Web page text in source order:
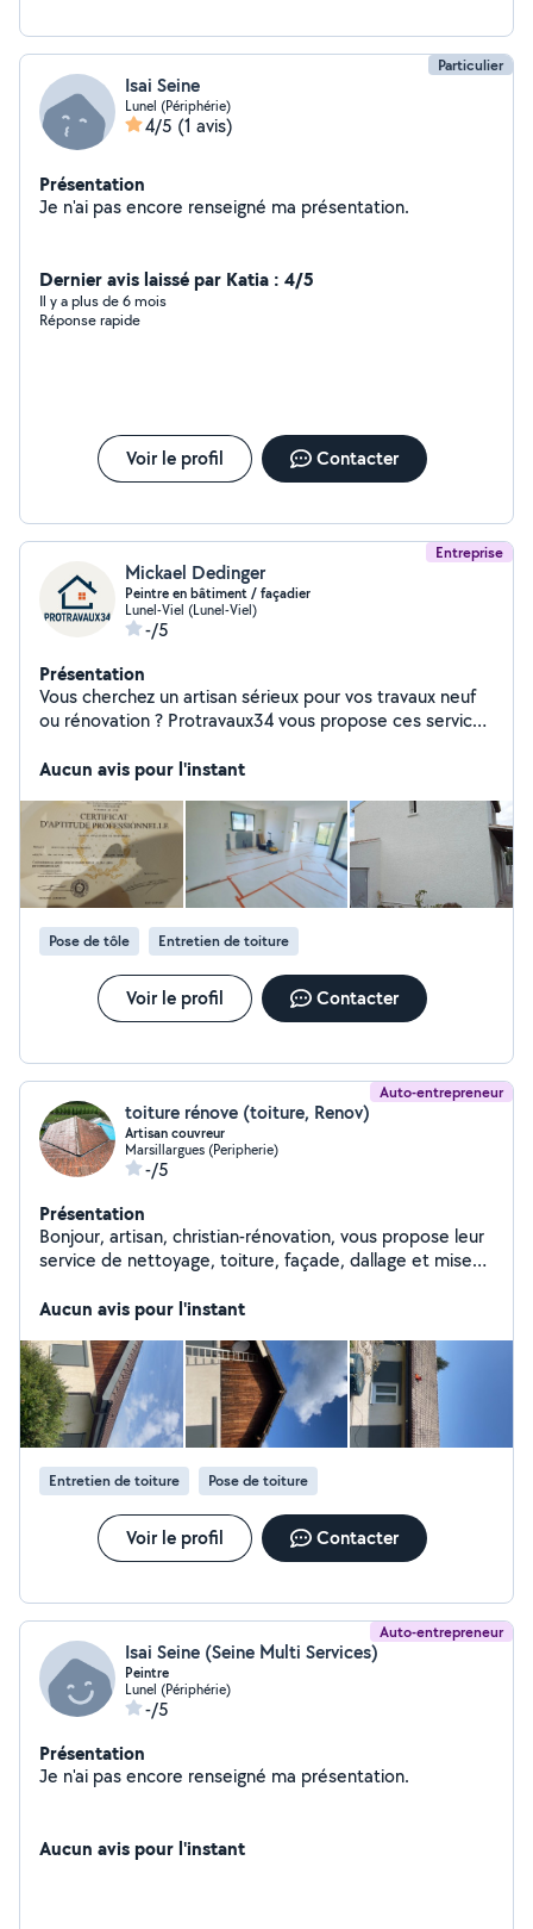
Particulier
Isai Seine
Lunel (Périphérie)
4/5 (1 avis)
Présentation
Je n'ai pas encore renseigné ma présentation.
Dernier avis laissé par Katia : 4/5
Il y a plus de 6 mois
Réponse rapide
Voir le profil Contacter
Entreprise
Mickael Dedinger
Peintre en bâtiment / façadier
Lunel-Viel (Lunel-Viel)
-/5
Présentation
Vous cherchez un artisan sérieux pour vos travaux neuf
ou rénovation ? Protravaux34 vous propose ces services
seulement repeindre une porte en bois ? Un portail en
repeindre vos façades de votre maison ? N' hésitez pas
à me contacter, j' accepte tout type de chantier. Devis
gratuit clair et bien détaillé fourni sous 24h maximum.
Aucun avis pour l'instant
Pose de tôle Entretien de toiture
Voir le profil Contacter
Auto-entrepreneur
toiture rénove (toiture, Renov)
Artisan couvreur
Marsillargues (Peripherie)
-/5
Présentation
Bonjour, artisan, christian-rénovation, vous propose leur
service de nettoyage, toiture, façade, dallage et mise
48 heures N'hésitez pas à nous contacter pour plus
Aucun avis pour l'instant
Entretien de toiture Pose de toiture
Voir le profil Contacter
Auto-entrepreneur
Isai Seine (Seine Multi Services)
Peintre
Lunel (Périphérie)
-/5
Présentation
Je n'ai pas encore renseigné ma présentation.
Aucun avis pour l'instant